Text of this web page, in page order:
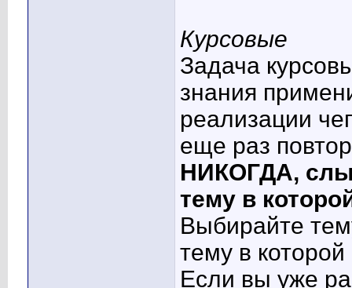
Курсовые
Задача
знания
реализации
еще раз
НИКОГДА,
тему в
Выбирайте
тему в
Если вы уже